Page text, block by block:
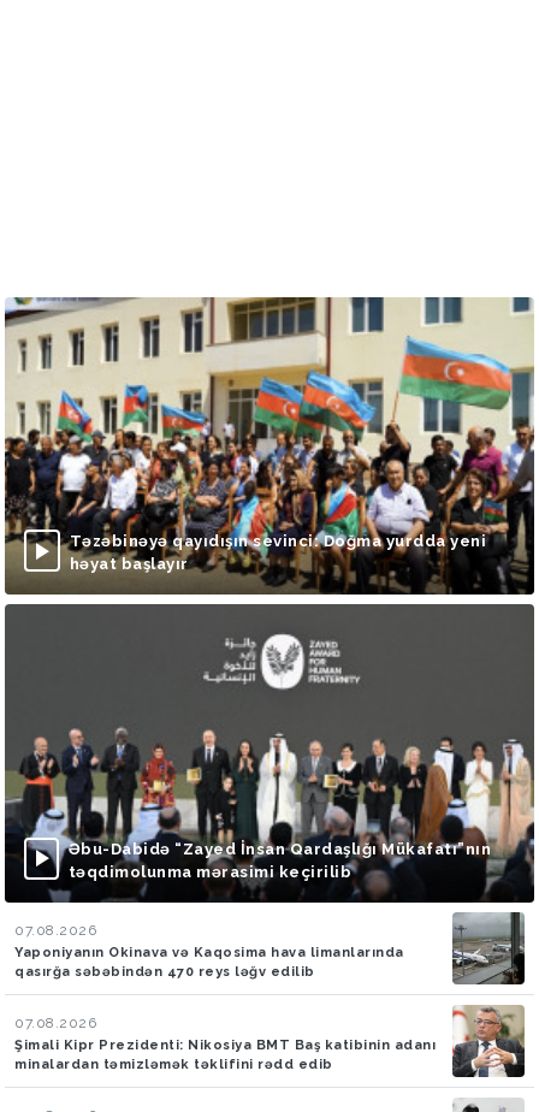
Təzəbinəyə qayıdışın sevinci: Doğma yurdda yeni
həyat başlayır
Əbu-Dabidə “Zayed İnsan Qardaşlığı Mükafatı”nın
təqdimolunma mərasimi keçirilib
07.08.2026
Yaponiyanın Okinava və Kaqosima hava limanlarında
qasırğa səbəbindən 470 reys ləğv edilib
07.08.2026
Şimali Kipr Prezidenti: Nikosiya BMT Baş katibinin adanı
minalardan təmizləmək təklifini rədd edib